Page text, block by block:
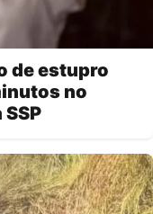
de estupro
no